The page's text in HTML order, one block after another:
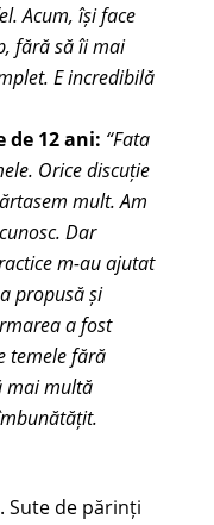
Acum, își face
fără să îi mai
E incredibilă
de 12 ani: “Fata
Orice discuție
mult. Am
Dar
m-au ajutat
propusă și
a fost
temele fără
mai multă
Sute de părinți